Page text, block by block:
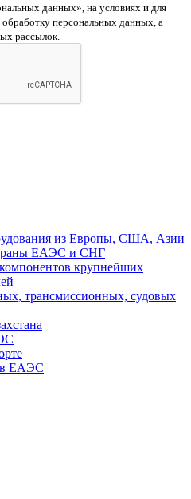
данных», на условиях и для
персональных данных, а
рассылок.
из Европы, США, Азии
ЕАЭС и СНГ
крупнейших
трансмиссионных, судовых
в ЕАЭС